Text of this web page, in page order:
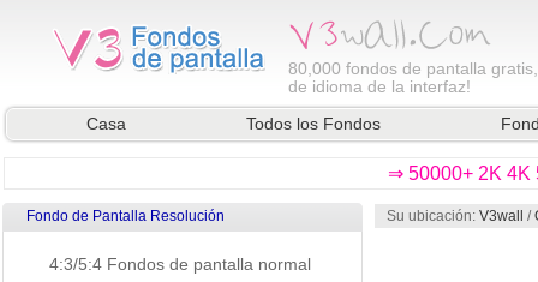
80,000 fondos de pantalla
de idioma de la interfaz!
Casa
Todos los Fondos
⇒ 50000+ 2K 4K
Fondo de Pantalla Resolución
4:3/5:4 Fondos de pantalla normal
Su ubicación: V3wall /